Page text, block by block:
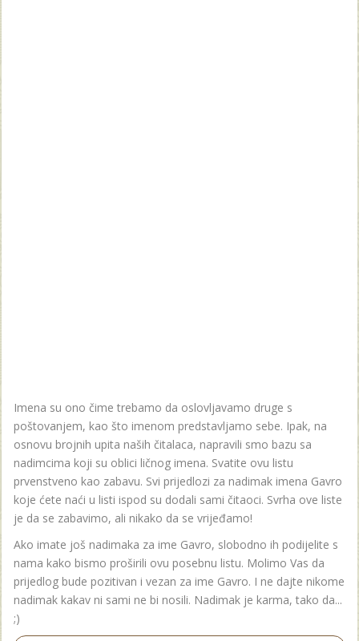
Imena su ono čime trebamo da oslovljavamo druge s
poštovanjem, kao što imenom predstavljamo sebe. Ipak, na
osnovu brojnih upita naših čitalaca, napravili smo bazu sa
nadimcima koji su oblici ličnog imena. Svatite ovu listu
prvenstveno kao zabavu. Svi prijedlozi za nadimak imena Gavro
koje ćete naći u listi ispod su dodali sami čitaoci. Svrha ove liste
je da se zabavimo, ali nikako da se vrijeđamo!
Ako imate još nadimaka za ime Gavro, slobodno ih podijelite s
nama kako bismo proširili ovu posebnu listu. Molimo Vas da
prijedlog bude pozitivan i vezan za ime Gavro. I ne dajte nikome
nadimak kakav ni sami ne bi nosili. Nadimak je karma, tako da...
;)